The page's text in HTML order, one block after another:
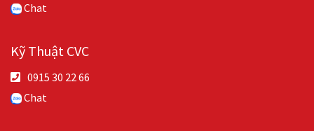
Chat
Kỹ Thuật CVC
0915 30 22 66
Chat